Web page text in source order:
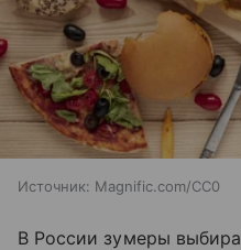
Источник: Magnific.com/CC0
В России зумеры